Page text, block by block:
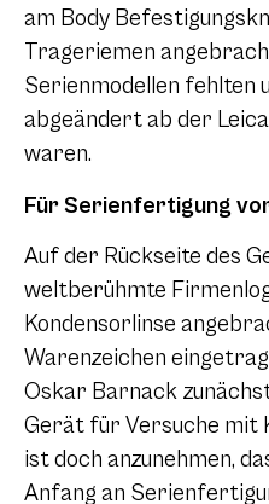
am Body
Trageriemen
Serienmodellen fehlten
abgeändert ab der
waren.
Für Serienfertigung
Auf der Rückseite des
weltberühmte
Kondensorlinse
Warenzeichen
Oskar Barnack
Gerät für Versuche mit
ist doch anzunehmen,
Anfang an